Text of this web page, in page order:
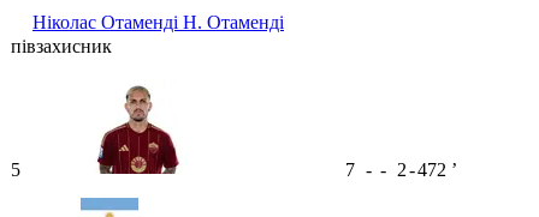
Ніколас Отаменді Н. Отаменді
півзахисник
5 7 - - 2-472 ʼ